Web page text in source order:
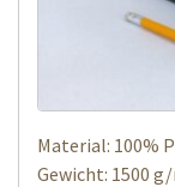
Material: 100%
Gewicht: 1500